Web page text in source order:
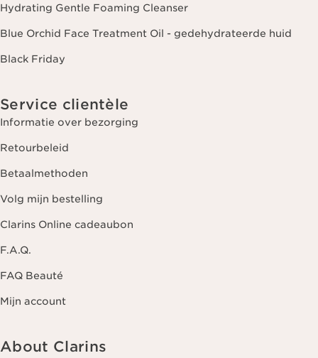
Hydrating Gentle Foaming Cleanser
Blue Orchid Face Treatment Oil - gedehydrateerde huid
Black Friday
Service clientèle
Informatie over bezorging
Retourbeleid
Betaalmethoden
Volg mijn bestelling
Clarins Online cadeaubon
F.A.Q.
FAQ Beauté
Mijn account
About Clarins